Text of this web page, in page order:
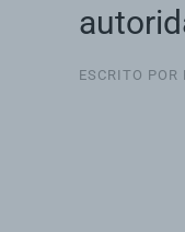
ESCRITO POR